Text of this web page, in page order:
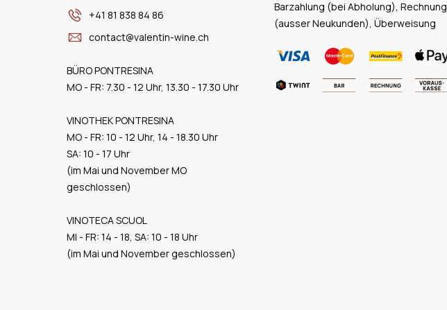
+41 81 838 84 86
contact@valentin-wine.ch
BÜRO PONTRESINA
MO - FR: 7.30 - 12 Uhr, 13.30 - 17.30 Uhr
VINOTHEK PONTRESINA
MO - FR: 10 - 12 Uhr, 14 - 18.30 Uhr
SA: 10 - 17 Uhr
(im Mai und November MO
geschlossen)
VINOTECA SCUOL
MI - FR: 14 - 18, SA: 10 - 18 Uhr
(im Mai und November geschlossen)
Barzahlung (bei Abholung), Rechnung
(ausser Neukunden), Überweisung